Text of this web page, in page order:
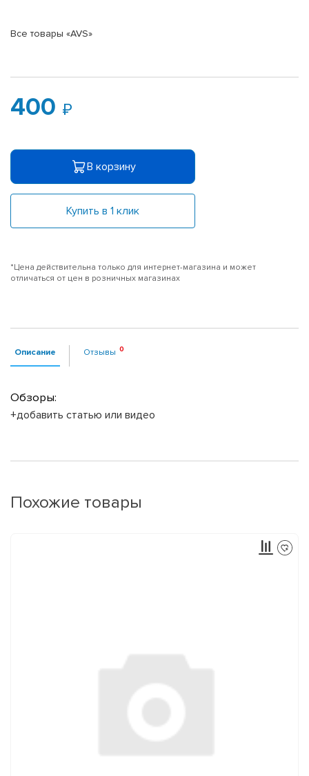
Все товары «AVS»
400
В корзину
Купить в 1 клик
*Цена действительна только для интернет-магазина и может
отличаться от цен в розничных магазинах
Описание Отзывы
Обзоры:
+добавить статью или видео
Похожие товары